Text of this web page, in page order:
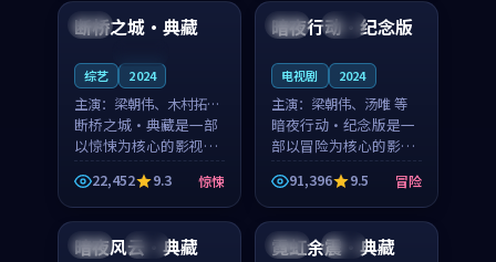
中国
断桥之城·典藏
综艺 2024
主演： 梁朝伟、木村拓哉
等
断桥之城·典藏是一部
以惊悚为核心的影视作
品，围绕危机、反转与
人物成长展开，整体节
奏紧凑，值得推荐观
看。
22,452 9.3 惊悚
韩国 完结
暗夜行动·纪念版
电视剧 2024
主演： 梁朝伟、汤唯 等
暗夜行动·纪念版是一
部以冒险为核心的影视
作品，围绕危机、反转
与人物成长展开，整体
节奏紧凑，值得推荐观
看。
91,396 9.5 冒险
中国 完结
暗夜风云·典藏 美国 院线
霓虹余震·典藏